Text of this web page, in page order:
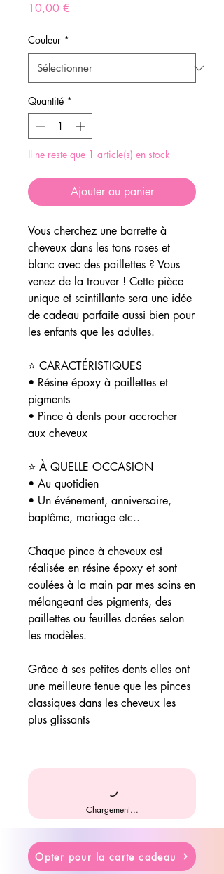
10,00 €
Couleur *
Quantité *
Il ne reste que 1 article(s) en stock
Ajouter au panier
Vous cherchez une barrette à
cheveux dans les tons roses et
blanc avec des paillettes ? Vous
venez de la trouver ! Cette pièce
unique et scintillante sera une idée
de cadeau parfaite aussi bien pour
les enfants que les adultes.
⭐️ CARACTÉRISTIQUES
• Résine époxy à paillettes et
pigments
• Pince à dents pour accrocher
aux cheveux
⭐️ À QUELLE OCCASION
• Au quotidien
• Un événement, anniversaire,
baptême, mariage etc..
Chaque pince à cheveux est
réalisée en résine époxy et sont
coulées à la main par mes soins en
mélangeant des pigments, des
paillettes ou feuilles dorées selon
les modèles.
Grâce à ses petites dents elles ont
une meilleure tenue que les pinces
classiques dans les cheveux les
plus glissants
Chargement...
Opter pour la carte cadeau